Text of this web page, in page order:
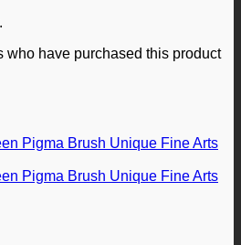
who have purchased this product